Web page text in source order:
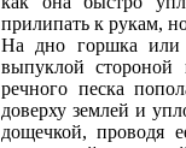
прилипать к рукам,
На дно горшка или
выпуклой стороной
речного песка
доверху землей и
дощечкой, проводя